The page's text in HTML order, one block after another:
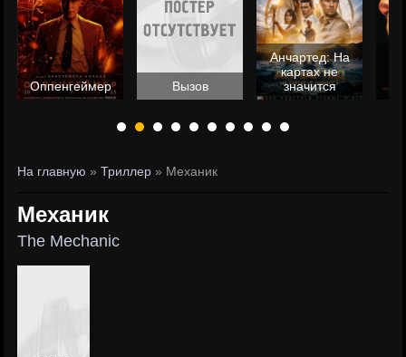
Оппенгеймер Вызов
Анчартед: На
картах не
значится
На главную »Триллер » Механик
Механик
The Mechanic